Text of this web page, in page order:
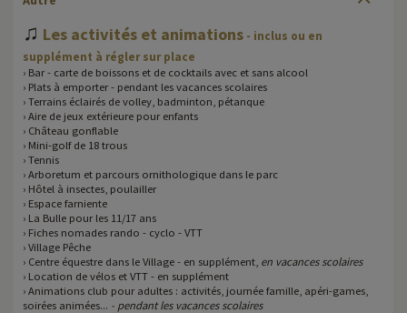
♫ Les activités et animations - inclus ou en
supplément à régler sur place
› Bar - carte de boissons et de cocktails avec et sans alcool
› Plats à emporter - pendant les vacances scolaires
› Terrains éclairés de volley, badminton, pétanque
› Aire de jeux extérieure pour enfants
› Château gonflable
› Mini-golf de 18 trous
› Tennis
› Arboretum et parcours ornithologique dans le parc
› Hôtel à insectes, poulailler
› Espace farniente
› La Bulle pour les 11/17 ans
› Fiches nomades rando - cyclo - VTT
› Village Pêche
› Centre équestre dans le Village - en supplément, en vacances scolaires
› Location de vélos et VTT - en supplément
› Animations club pour adultes : activités, journée famille, apéri-games,
soirées animées... - pendant les vacances scolaires